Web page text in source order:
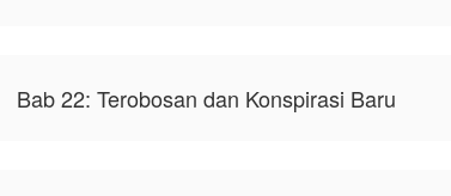
Bab 22: Terobosan dan Konspirasi Baru